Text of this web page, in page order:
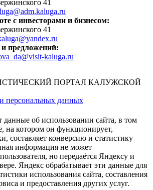
41
с инвесторами и бизнесом:
41
предложений:
kaluga.ru
ПОРТАЛ КАЛУЖСКОЙ
персональных данных
данные об использовании сайта, в том
на котором он функционирует,
составляет конверсию и статистику
информация не может
но передаётся Яндексу и
Яндекс обрабатывает эти данные для
использования сайта, составления
и предоставления других услуг.